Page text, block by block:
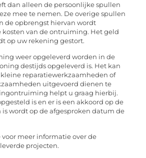
dan alleen de persoonlijke spullen
mee te nemen. De overige spullen
de opbrengst hiervan wordt
kosten van de ontruiming. Het geld
op uw rekening gestort.
weer opgeleverd worden in de
destijds opgeleverd is. Het kan
reparatiewerkzaamheden of
uitgevoerd dienen te
helpt u graag hierbij.
is en er is een akkoord op de
wordt op de afgesproken datum de
meer informatie over de
projecten.